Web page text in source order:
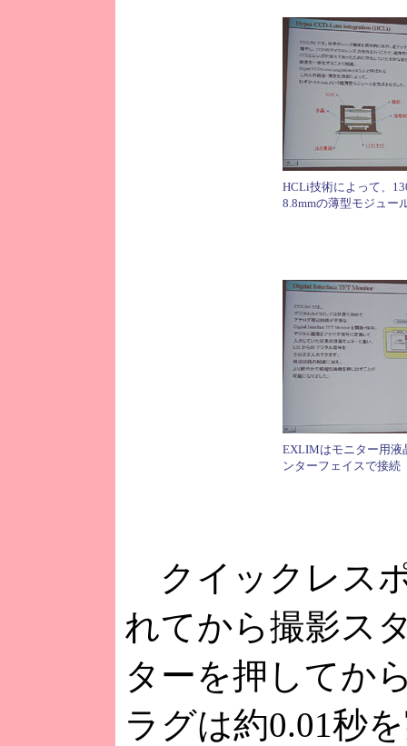
HCLi技術によって、
8.8mmの薄型モジュー
EXLIMはモニター用液
ンターフェイスで接続
クイックレス
れてから撮影ス
ターを押してか
ラグは約0.01秒